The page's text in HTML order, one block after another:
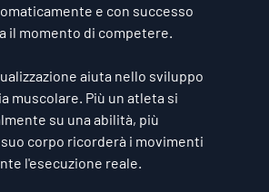
e con successo
il momento di competere.
aiuta nello sviluppo
muscolare . Più un atleta si
su una abilità, più
corpo ricorderà i movimenti
l'esecuzione reale.